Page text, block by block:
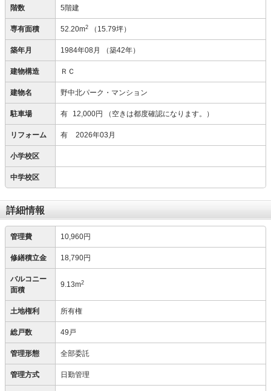
階数 5階建
専有面積 52.20m2 （15.79坪）
築年月 1984年08月 （築42年）
建物構造 ＲＣ
建物名 野中北パーク・マンション
駐車場 有 12,000円 （空きは都度確認になります。）
リフォーム 有 2026年03月
小学校区
中学校区
詳細情報
管理費 10,960円
修繕積立金 18,790円
バルコニー
面積
9.13m2
土地権利 所有権
総戸数 49戸
管理形態 全部委託
管理方式 日勤管理